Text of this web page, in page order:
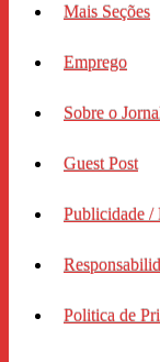
Mais Seções
Emprego
Sobre o
Guest Post
Publicidade
Politica de